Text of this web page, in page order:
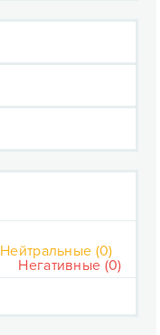
Нейтральные (0)
Негативные (0)